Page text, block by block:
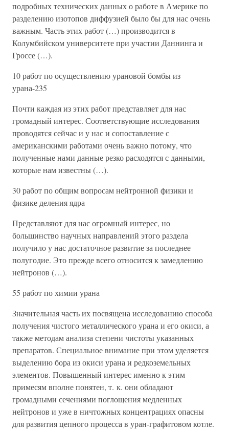
подробных технических данных о работе в Америке по
разделению изотопов диффузией было бы для нас очень
важным. Часть этих работ (…) производится в
Колумбийском университете при участии Даннинга и
Гроссе (…).
10 работ по осуществлению урановой бомбы из
урана-235
Почти каждая из этих работ представляет для нас
громадный интерес. Соответствующие исследования
проводятся сейчас и у нас и сопоставление с
американскими работами очень важно потому, что
полученные нами данные резко расходятся с данными,
которые нам известны (…).
30 работ по общим вопросам нейтронной физики и
физике деления ядра
Представляют для нас огромный интерес, но
большинство научных направлений этого раздела
получило у нас достаточное развитие за последнее
полугодие. Это прежде всего относится к замедлению
нейтронов (…).
55 работ по химии урана
Значительная часть их посвящена исследованию способа
получения чистого металлического урана и его окиси, а
также методам анализа степени чистоты указанных
препаратов. Специальное внимание при этом уделяется
выделению бора из окиси урана и редкоземельных
элементов. Повышенный интерес именно к этим
примесям вполне понятен, т. к. они обладают
громадными сечениями поглощения медленных
нейтронов и уже в ничтожных концентрациях опасны
для развития цепного процесса в уран-графитовом котле.